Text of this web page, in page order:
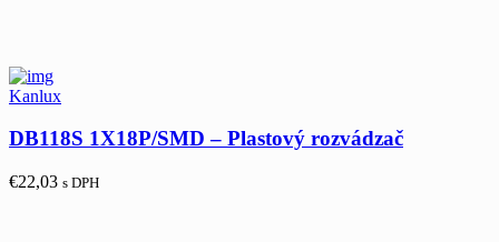
Kanlux
DB118S 1X18P/SMD – Plastový rozvádzač
€22,03 s DPH